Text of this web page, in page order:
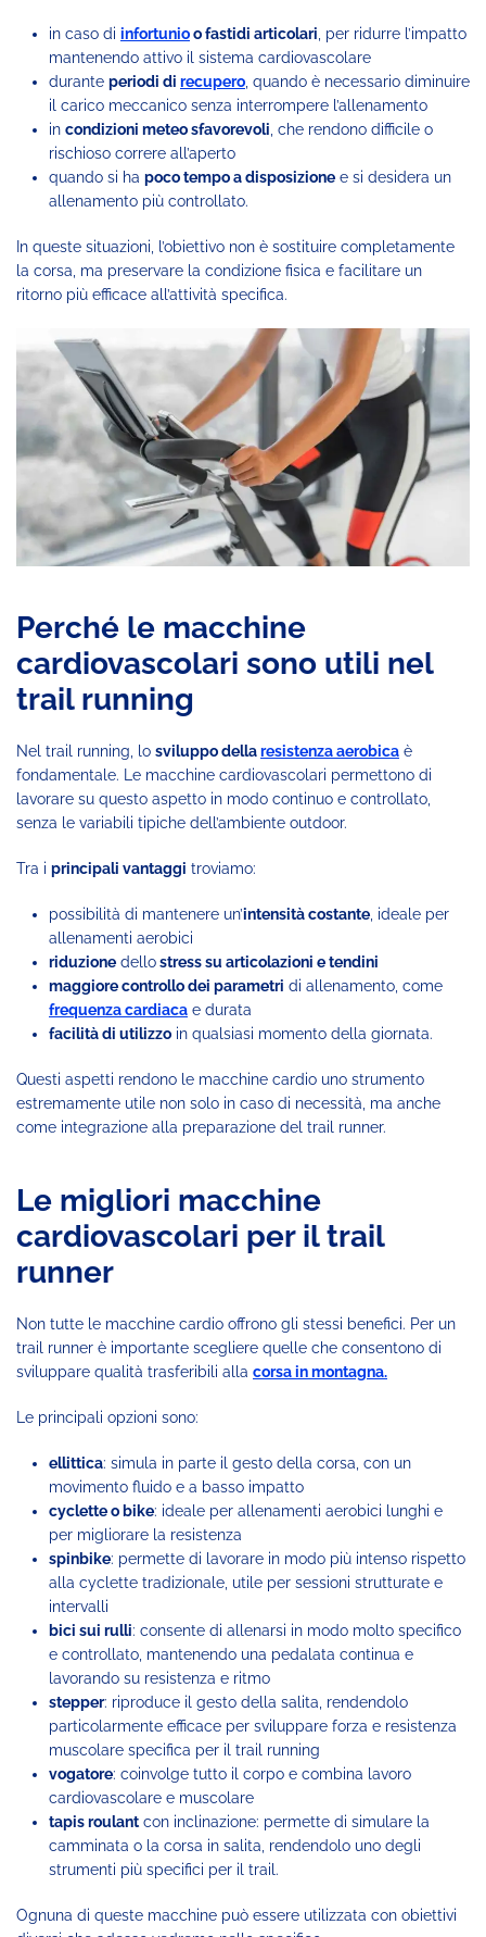
in caso di infortunioo fastidi articolari , per ridurre l’impatto
mantenendo attivo il sistema cardiovascolare
durante periodi di recupero , quando è necessario diminuire
il carico meccanico senza interrompere l’allenamento
in condizioni meteo sfavorevoli , che rendono difficile o
rischioso correre all’aperto
quando si ha poco tempo a disposizione e si desidera un
allenamento più controllato.
In queste situazioni, l’obiettivo non è sostituire completamente
la corsa, ma preservare la condizione fisica e facilitare un
ritorno più efficace all’attività specifica.
Perché le macchine
cardiovascolari sono utili nel
trail running
Nel trail running, lo sviluppo dellaresistenza aerobica è
fondamentale. Le macchine cardiovascolari permettono di
lavorare su questo aspetto in modo continuo e controllato,
senza le variabili tipiche dell’ambiente outdoor.
Tra i principali vantaggi troviamo:
possibilità di mantenere un’intensità costante, ideale per
allenamenti aerobici
riduzione dellostress su articolazioni e tendini
maggiore controllo dei parametri di allenamento, come
frequenza cardiaca e durata
facilità di utilizzo in qualsiasi momento della giornata.
Questi aspetti rendono le macchine cardio uno strumento
estremamente utile non solo in caso di necessità, ma anche
come integrazione alla preparazione del trail runner.
Le migliori macchine
cardiovascolari per il trail
runner
Non tutte le macchine cardio offrono gli stessi benefici. Per un
trail runner è importante scegliere quelle che consentono di
sviluppare qualità trasferibili alla corsa in montagna.
Le principali opzioni sono:
ellittica: simula in parte il gesto della corsa, con un
movimento fluido e a basso impatto
cyclette o bike: ideale per allenamenti aerobici lunghi e
per migliorare la resistenza
spinbike: permette di lavorare in modo più intenso rispetto
alla cyclette tradizionale, utile per sessioni strutturate e
intervalli
bici sui rulli: consente di allenarsi in modo molto specifico
e controllato, mantenendo una pedalata continua e
lavorando su resistenza e ritmo
stepper: riproduce il gesto della salita, rendendolo
particolarmente efficace per sviluppare forza e resistenza
muscolare specifica per il trail running
vogatore: coinvolge tutto il corpo e combina lavoro
cardiovascolare e muscolare
tapis roulantcon inclinazione: permette di simulare la
camminata o la corsa in salita, rendendolo uno degli
strumenti più specifici per il trail.
Ognuna di queste macchine può essere utilizzata con obiettivi